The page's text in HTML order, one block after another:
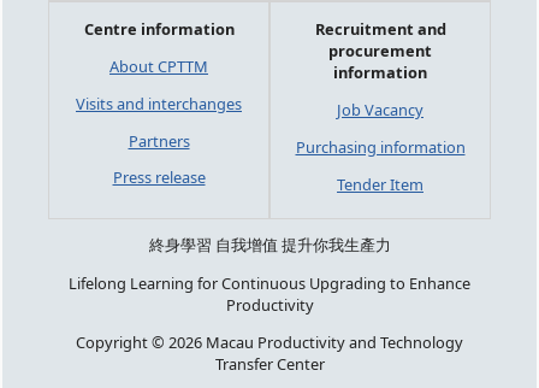
Centre information
About CPTTM
Visits and interchanges
Partners
Press release
Recruitment and
procurement
information
Job Vacancy
Purchasing information
Tender Item
終身學習 自我增值 提升你我生產力
Lifelong Learning for Continuous Upgrading to Enhance
Productivity
Copyright © 2026 Macau Productivity and Technology
Transfer Center